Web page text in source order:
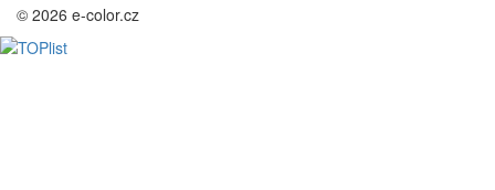
© 2026 e-color.cz